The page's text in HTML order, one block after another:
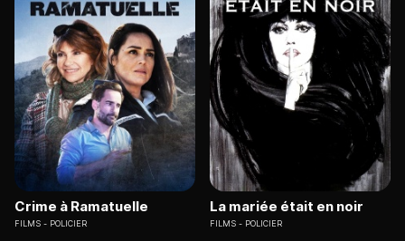
Crime à Ramatuelle
FILMS POLICIER
La mariée était en noir
FILMS POLICIER